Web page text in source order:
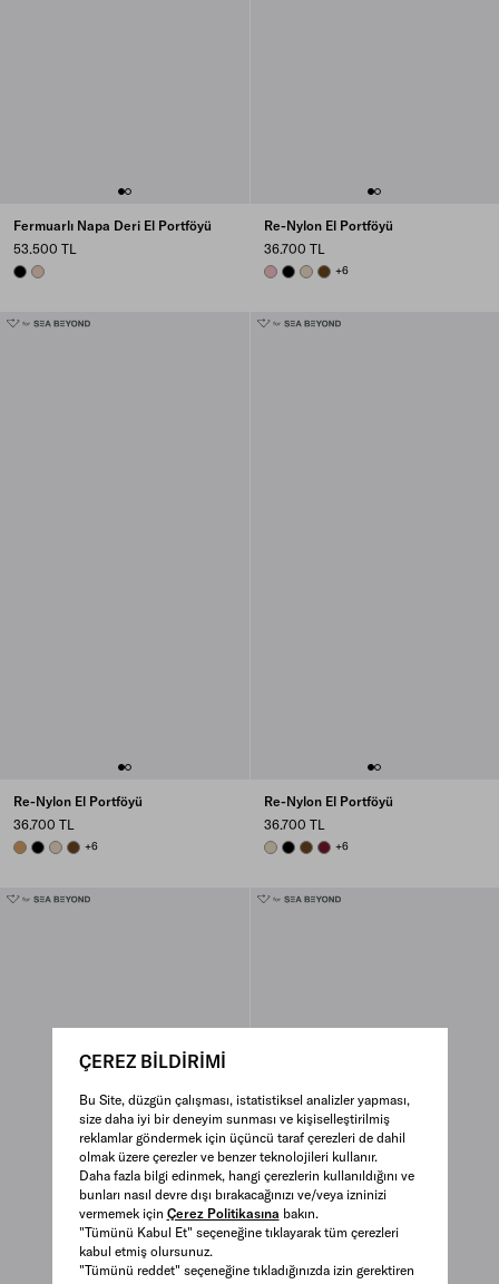
ÇEREZ BİLDİRİMİ
Bu Site, düzgün çalışması, istatistiksel analizler yapması,
size daha iyi bir deneyim sunması ve kişiselleştirilmiş
reklamlar göndermek için üçüncü taraf çerezleri de dahil
olmak üzere çerezler ve benzer teknolojileri kullanır.
Daha fazla bilgi edinmek, hangi çerezlerin kullanıldığını ve
bunları nasıl devre dışı bırakacağınızı ve/veya izninizi
vermemek için Çerez Politikasına bakın.
"Tümünü Kabul Et" seçeneğine tıklayarak tüm çerezleri
kabul etmiş olursunuz.
"Tümünü reddet" seçeneğine tıkladığınızda izin gerektiren
Fermuarlı Napa Deri El Portföyü
53.500 TL
BLACK
OPAL
Re-Nylon El Portföyü
36.700 TL
PESCOBLACKDESERT BEIGE
BRANDY
+6
Re-Nylon El Portföyü
36.700 TL
CAMEL BROWN
BLACKDESERT BEIGE
BRANDY
+6
Re-Nylon El Portföyü
36.700 TL
DESERT BEIGE
BLACKBRANDY
BURGUNDY
+6